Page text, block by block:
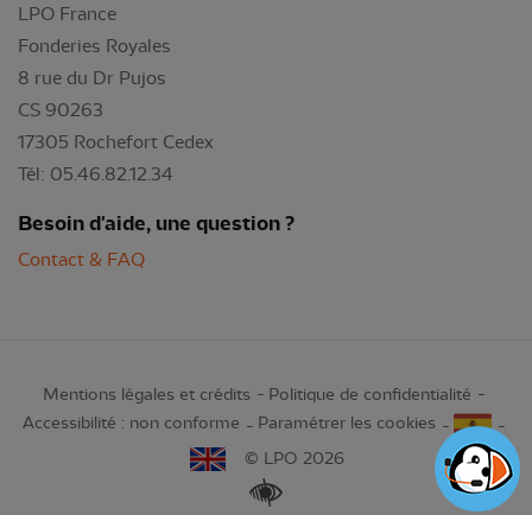
LPO France
Fonderies Royales
8 rue du Dr Pujos
CS 90263
17305 Rochefort Cedex
Tél: 05.46.82.12.34
Besoin d'aide, une question ?
Contact & FAQ
Mentions légales et crédits
Politique de confidentialité
Accessibilité : non conforme
Paramétrer les cookies
© LPO 2026
Renforcer les contrastes